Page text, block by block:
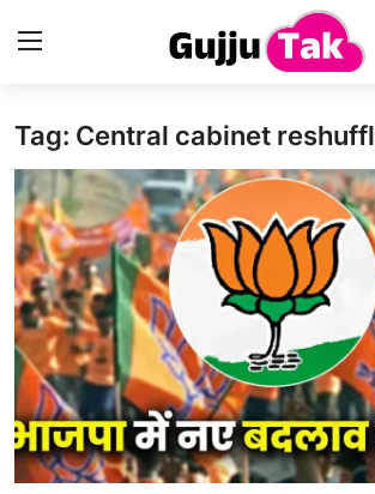
Home
Entertainment
Contact
Gallery
Technology
Sports
Tag: Central cabinet